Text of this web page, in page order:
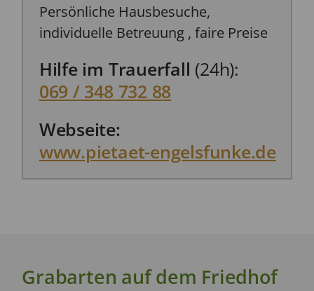
Persönliche Hausbesuche,
individuelle Betreuung , faire Preise
Hilfe im Trauerfall (24h):
069 / 348 732 88
Webseite:
www.pietaet-engelsfunke.de
Grabarten auf dem Friedhof